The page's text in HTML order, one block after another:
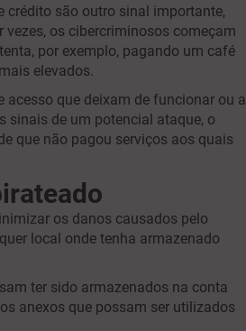
crédito são outro sinal importante,
os cibercriminosos começam
por exemplo, pagando um café
elevados.
acesso que deixam de funcionar ou a
sinais de um potencial ataque, o
que não pagou serviços aos quais
os danos causados pelo
local onde tenha armazenado
ter sido armazenados na conta
anexos que possam ser utilizados